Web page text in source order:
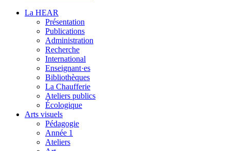
La HEAR
Présentation
Publications
Administration
Recherche
International
Enseignant·es
Bibliothèques
La Chaufferie
Ateliers publics
Écologique
Arts visuels
Pédagogie
Année 1
Ateliers